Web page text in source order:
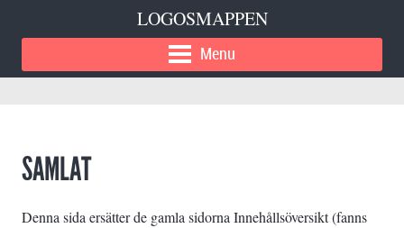
LOGOSMAPPEN
Menu
SAMLAT
Denna sida ersätter de gamla sidorna Innehållsöversikt (fanns